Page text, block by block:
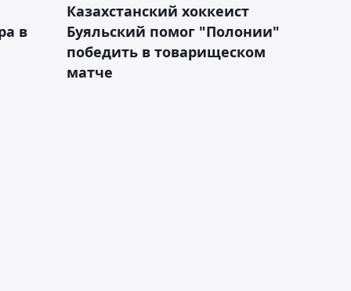
в
Казахстанский хоккеист
Буяльский помог "Полонии"
победить в товарищеском
матче